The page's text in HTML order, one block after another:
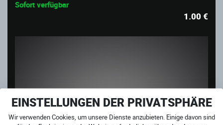
EINSTELLUNGEN DER PRIVATSPHÄRE
Wir verwenden Cookies, um unsere Dienste anzubieten. Einige davon sind
Sofort verfügbar
1.00€